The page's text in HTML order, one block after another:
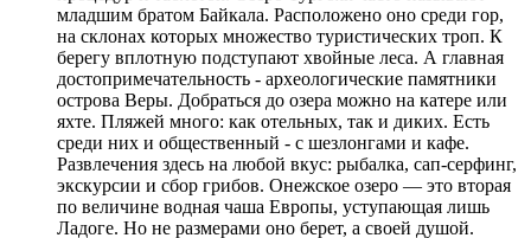
младшим братом Байкала. Расположено оно среди гор,
на склонах которых множество туристических троп. К
берегу вплотную подступают хвойные леса. А главная
достопримечательность - археологические памятники
острова Веры. Добраться до озера можно на катере или
яхте. Пляжей много: как отельных, так и диких. Есть
среди них и общественный - с шезлонгами и кафе.
Развлечения здесь на любой вкус: рыбалка, сап-серфинг,
экскурсии и сбор грибов. Онежское озеро — это вторая
по величине водная чаша Европы, уступающая лишь
Ладоге. Но не размерами оно берет, а своей душой.